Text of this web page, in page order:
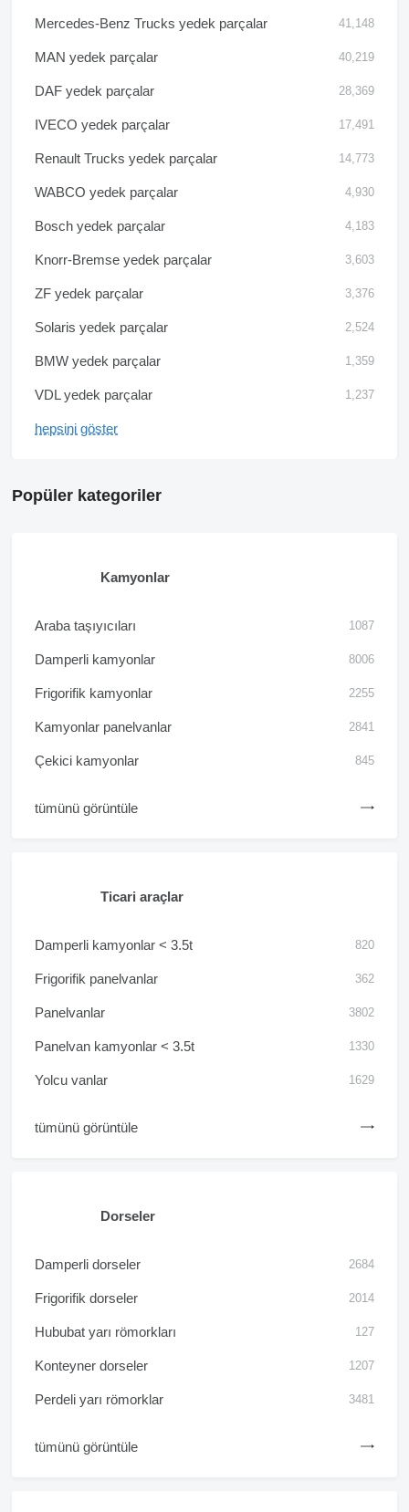
Mercedes-Benz Trucks yedek parçalar 41,148
MAN yedek parçalar 40,219
DAF yedek parçalar 28,369
IVECO yedek parçalar 17,491
Renault Trucks yedek parçalar 14,773
WABCO yedek parçalar 4,930
Bosch yedek parçalar 4,183
Knorr-Bremse yedek parçalar 3,603
ZF yedek parçalar 3,376
Solaris yedek parçalar 2,524
BMW yedek parçalar 1,359
VDL yedek parçalar 1,237
hepsini göster
Popüler kategoriler
Kamyonlar
Araba taşıyıcıları 1087
Damperli kamyonlar 8006
Frigorifik kamyonlar 2255
Kamyonlar panelvanlar 2841
Çekici kamyonlar 845
tümünü görüntüle
Ticari araçlar
Damperli kamyonlar < 3.5t 820
Frigorifik panelvanlar 362
Panelvanlar 3802
Panelvan kamyonlar < 3.5t 1330
Yolcu vanlar 1629
tümünü görüntüle
Dorseler
Damperli dorseler 2684
Frigorifik dorseler 2014
Hububat yarı römorkları 127
Konteyner dorseler 1207
Perdeli yarı römorklar 3481
tümünü görüntüle